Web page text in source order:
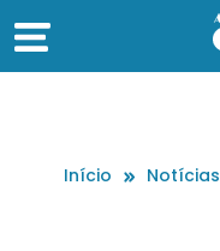
Início Notícias